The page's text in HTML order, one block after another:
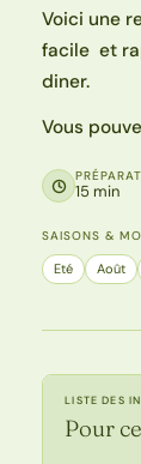
Voici une
facile et
diner.
Vous
15 min
SAISONS &
Eté Août
LISTE DES
Pour